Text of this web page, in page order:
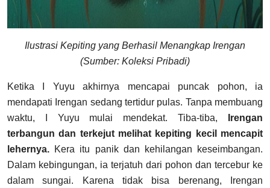
Ilustrasi Kepiting yang Berhasil Menangkap Irengan
(Sumber: Koleksi Pribadi)
Ketika I Yuyu akhirnya mencapai puncak pohon, ia
mendapati Irengan sedang tertidur pulas. Tanpa membuang
waktu, I Yuyu mulai mendekat. Tiba-tiba,
Irengan
terbangun dan terkejut melihat kepiting kecil mencapit
lehernya. Kera itu panik dan kehilangan keseimbangan.
Dalam kebingungan, ia terjatuh dari pohon dan tercebur ke
dalam sungai. Karena tidak bisa berenang, Irengan